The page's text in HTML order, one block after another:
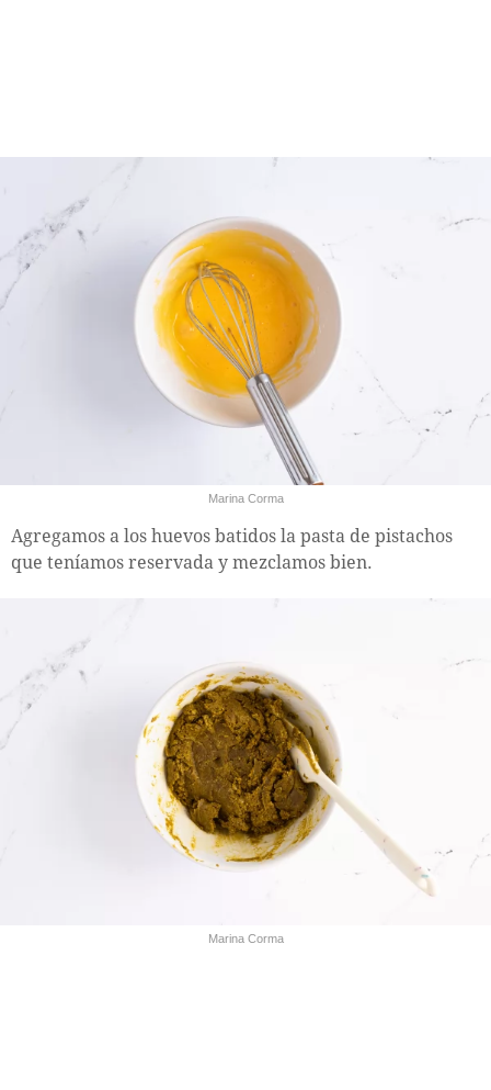
Marina Corma
Agregamos a los huevos batidos la pasta de pistachos
que teníamos reservada y mezclamos bien.
Marina Corma